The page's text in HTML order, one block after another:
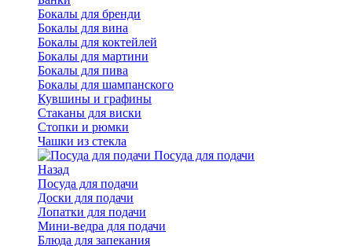
Бокалы для бренди
Бокалы для вина
Бокалы для коктейлей
Бокалы для мартини
Бокалы для пива
Бокалы для шампанского
Кувшины и графины
Стаканы для виски
Стопки и рюмки
Чашки из стекла
Посуда для подачи
Назад
Посуда для подачи
Доски для подачи
Лопатки для подачи
Мини-ведра для подачи
Блюда для запекания